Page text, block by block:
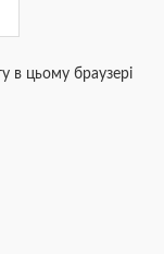
в цьому браузері